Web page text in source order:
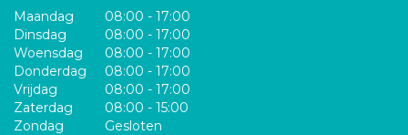
Maandag
08:00 - 17:00
Dinsdag
08:00 - 17:00
Woensdag
08:00 - 17:00
Donderdag
08:00 - 17:00
Vrijdag
08:00 - 17:00
Zaterdag
08:00 - 15:00
Zondag
Gesloten